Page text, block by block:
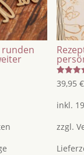
runden
Bewertet
mit
von 5
39,95€
inkl.
zzgl.